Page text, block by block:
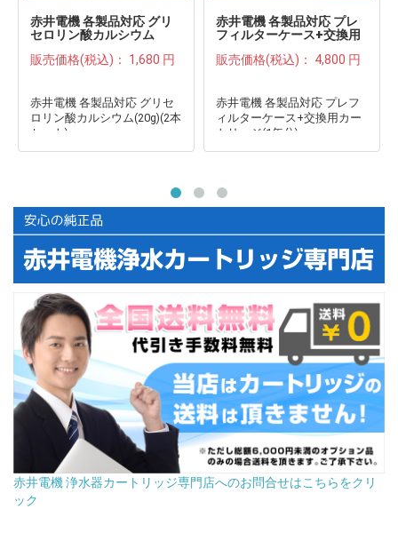
赤井電機 各製品対応 グリ
セロリン酸カルシウム
販売価格(税込)： 1,680 円
赤井電機 各製品対応 グリセ
ロリン酸カルシウム(20g)(2本
セット)
赤井電機 各製品対応 プレ
フィルターケース+交換用
販売価格(税込)： 4,800 円
赤井電機 各製品対応 プレフ
ィルターケース+交換用カー
トリッジ(1年分)
赤井電機 浄水器カートリッジ専門店へのお問合せはこちらをクリ
ック